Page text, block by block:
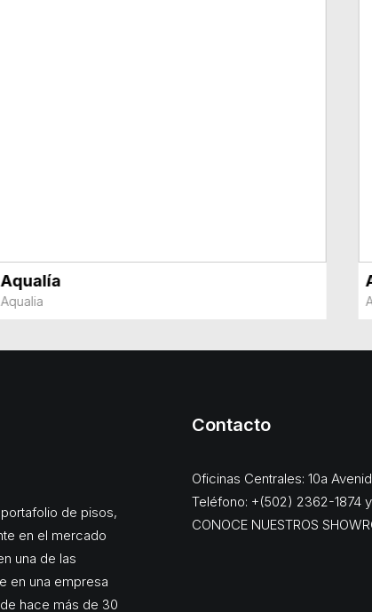
Aqualía
Aqualia
de pisos,
en el mercado
una de las
en una empresa
hace más de 30
Contacto
Oficinas Centrales: 10a
Teléfono: +(502) 2362-1874
CONOCE NUESTROS